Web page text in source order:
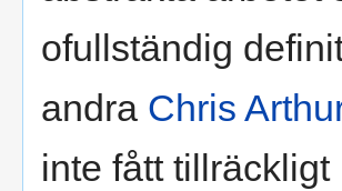
ofullständig
andra Chris
inte fått